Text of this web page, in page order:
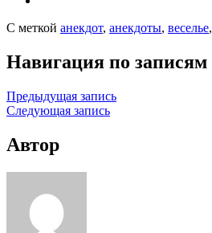
С меткой анекдот, анекдоты, веселье,
Навигация по записям
Предыдущая запись
Следующая запись
Автор